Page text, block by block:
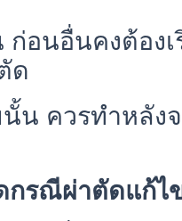
ก่อนอื่นคงต้อง
ด
น ควรทำหลัง
กรณีผ่าตัดแก้ไ